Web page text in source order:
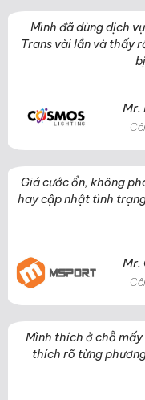
Mình đã dùng dịch
Trans vài lần và thấy
Mr.
Giá cước ổn, không
hay cập nhật tình
Mr.
Mình thích ở chỗ
thích rõ từng